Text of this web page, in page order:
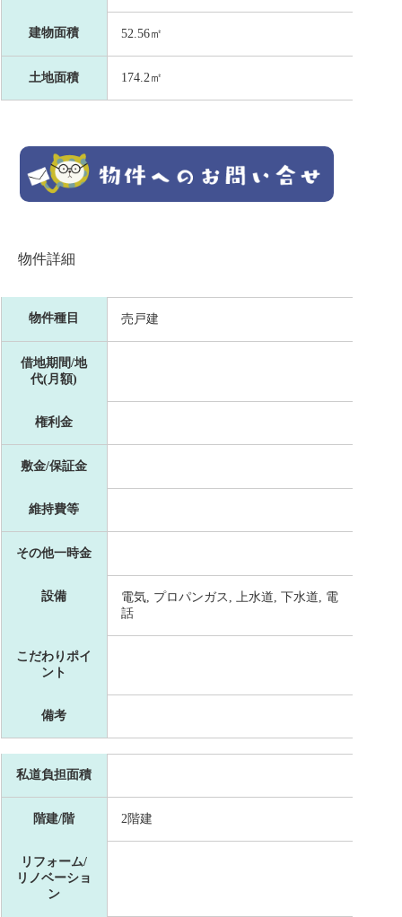
建物面積 52.56㎡
土地面積 174.2㎡
物件詳細
物件種目 売戸建
借地期間/地
代(月額)
権利金
敷金/保証金
維持費等
その他一時金
設備
電気, プロパンガス, 上水道, 下水道, 電
話
こだわりポイ
ント
備考
私道負担面積
階建/階 2階建
リフォーム/
リノベーショ
ン